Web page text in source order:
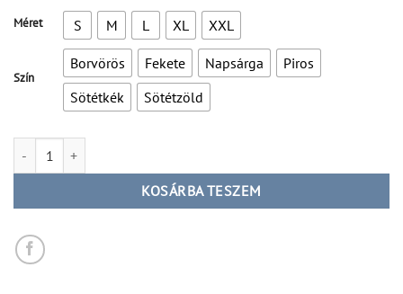
Méret S M L XL XXL
Szín
Borvörös Fekete Napsárga
Piros
Sötétkék
Sötétzöld
Sátras szív pulcsi mennyiség
KOSÁRBA TESZEM